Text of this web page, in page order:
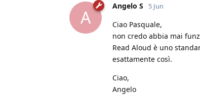
A
Angelo S 5 Jun
Ciao Pasquale,
non credo abbia mai
Read Aloud è uno
esattamente così.
Ciao,
Angelo